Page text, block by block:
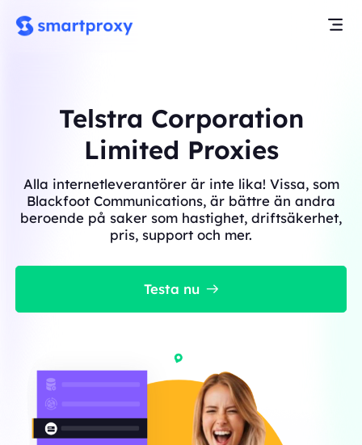
Telstra Corporation
Limited Proxies
Alla internetleverantörer är inte lika! Vissa, som
Blackfoot Communications, är bättre än andra
beroende på saker som hastighet, driftsäkerhet,
pris, support och mer.
Testa nu